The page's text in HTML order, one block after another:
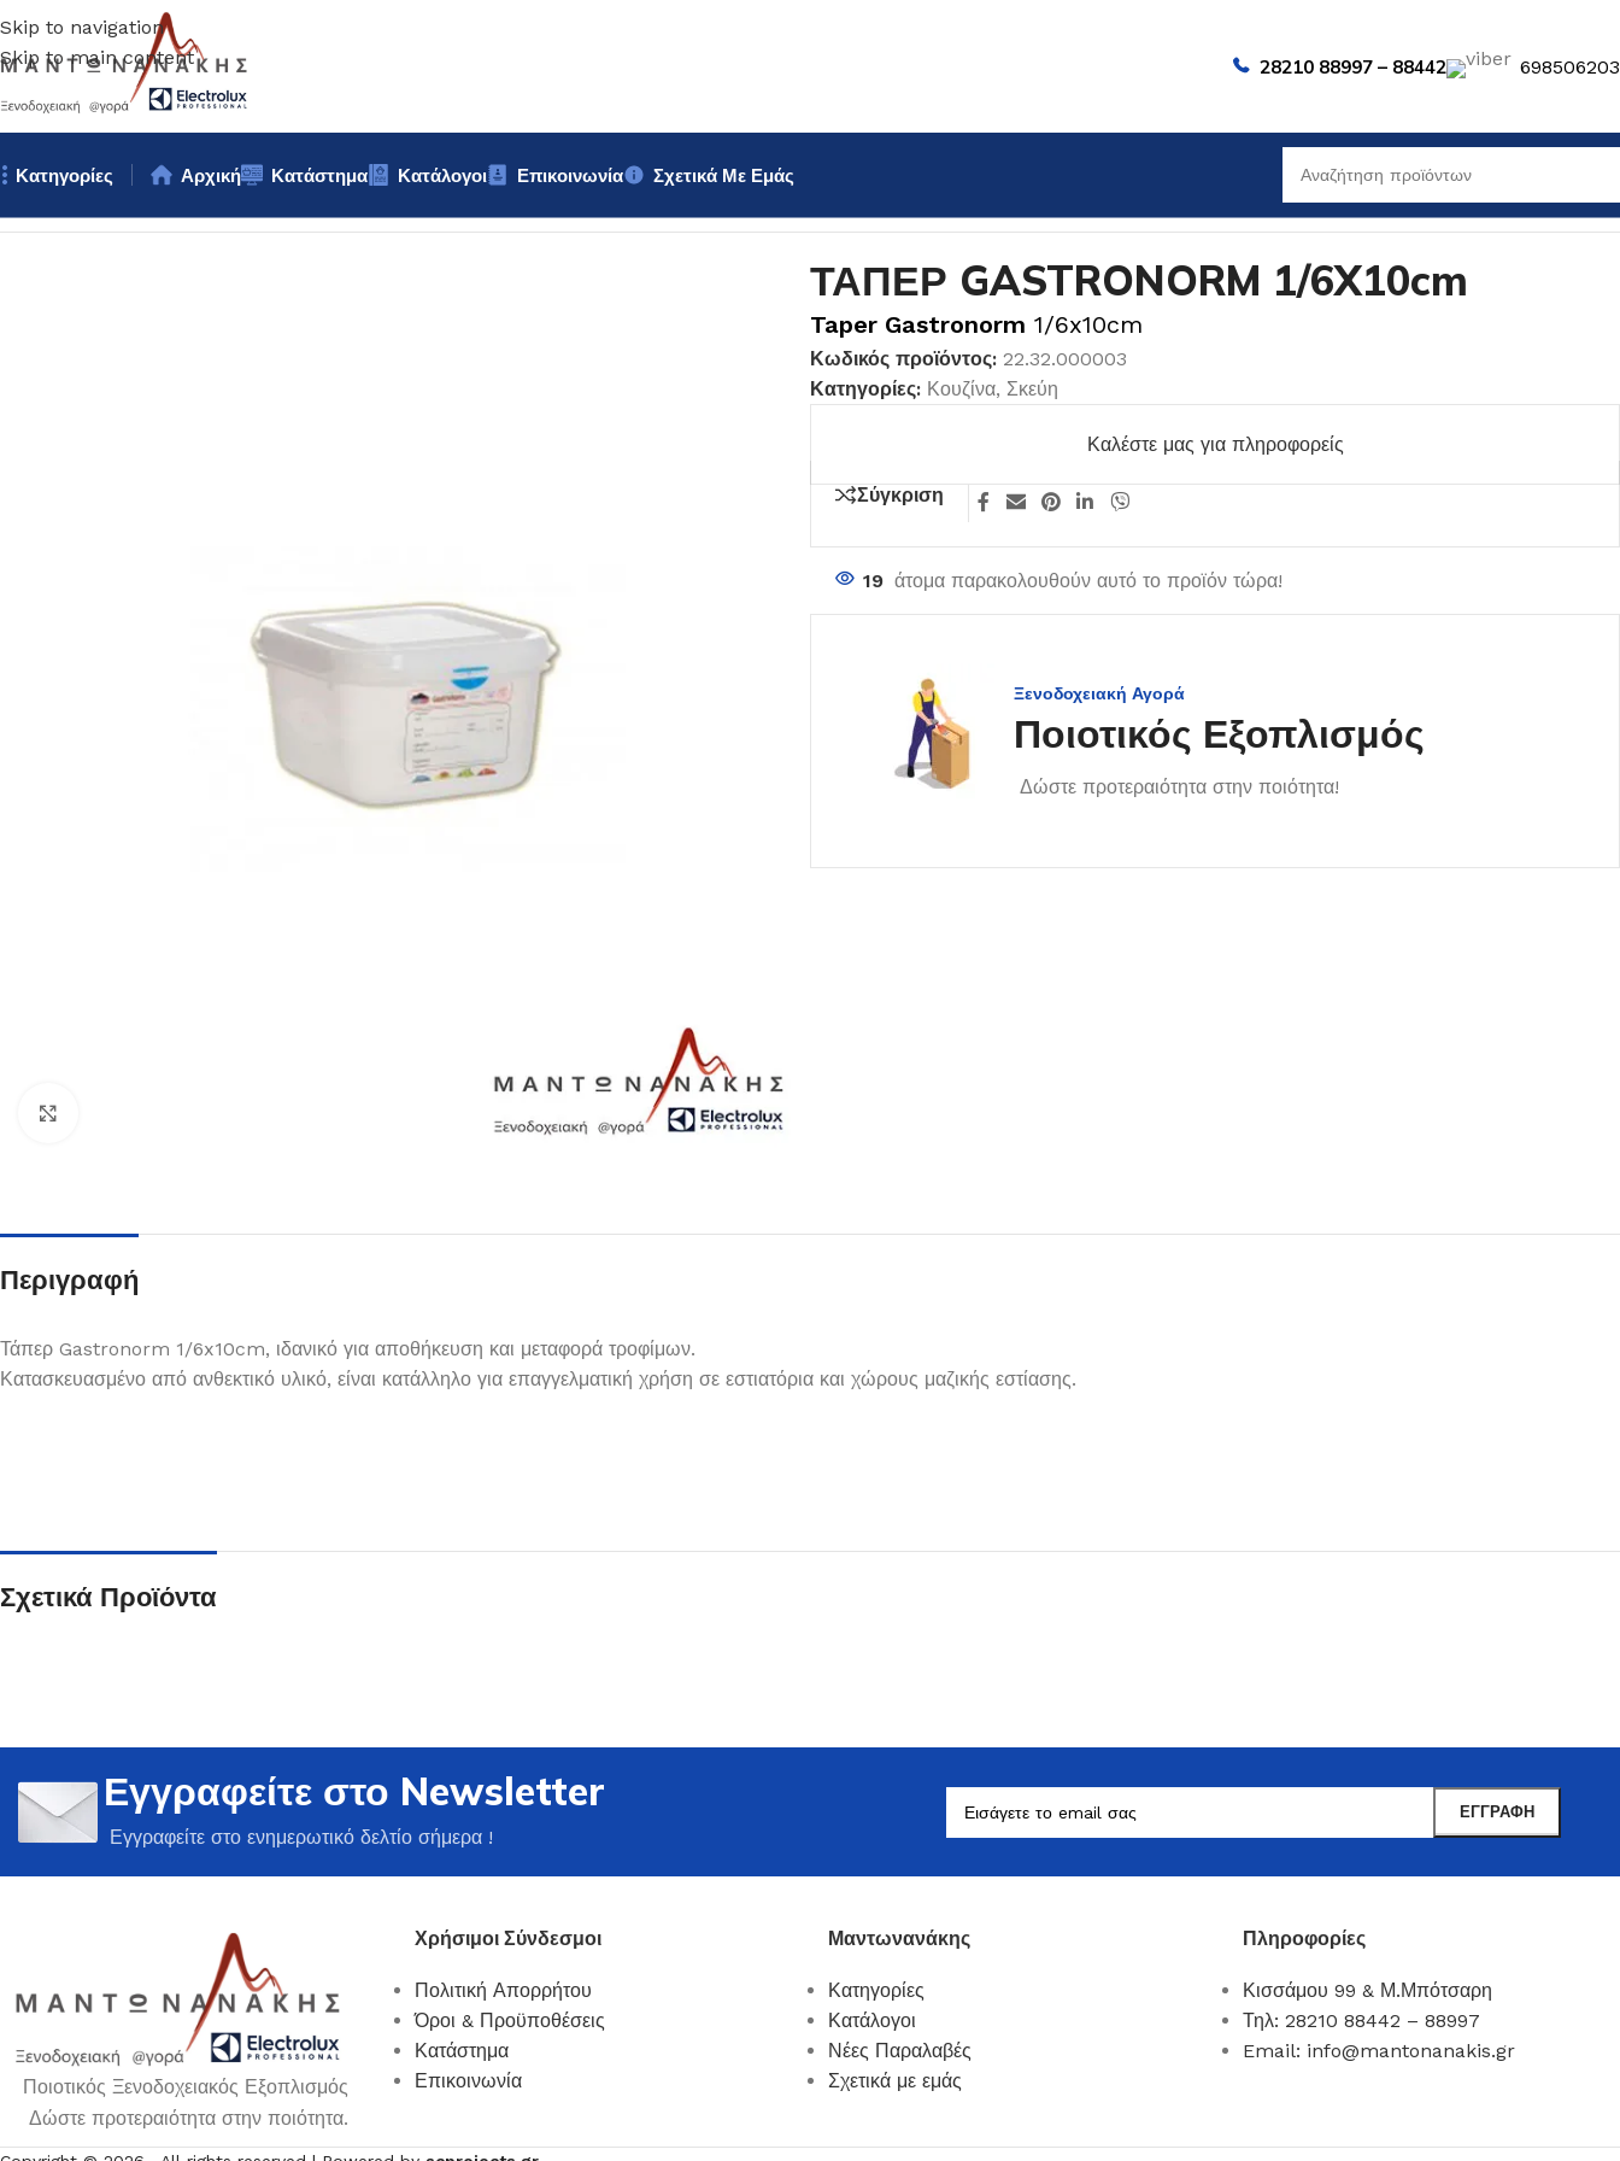
Skip to navigation
Skip to main content
28210 88997 – 88442
Κατηγορίες
Ποτήρια
Δείτε Περισσότερα
Βοηθητικά Σκεύη
Επιτραπέζια Είδη
Ότι χρειάζεστε εδώ !
Αρχική Κατάστημα Κατάλογοι Επικοινωνία
Σχετικά Με Εμάς
ΤΑΠΕΡ GASTRONORM 1/6X10cm
Taper Gastronorm 1/6x10cm
Κωδικός προϊόντος: 22.32.000003
Κατηγορίες: Κουζίνα, Σκεύη
Καλέστε μας για πληροφορείς
Σύγκριση
19 άτομα παρακολουθούν αυτό το προϊόν τώρα!
Ξενοδοχειακή Αγορά
Ποιοτικός Εξοπλισμός
Δώστε προτεραιότητα στην ποιότητα!
Περιγραφή
Τάπερ Gastronorm 1/6x10cm, ιδανικό για αποθήκευση και μεταφορά τροφίμων.
Κατασκευασμένο από ανθεκτικό υλικό, είναι κατάλληλο για επαγγελματική χρήση σε εστιατόρια και χώρους μαζικής εστίασης.
Σχετικά Προϊόντα
Εγγραφείτε στο Newsletter
Εγγραφείτε στο ενημερωτικό δελτίο σήμερα !
Ποιοτικός Ξενοδοχειακός Εξοπλισμός
Δώστε προτεραιότητα στην ποιότητα.
Χρήσιμοι Σύνδεσμοι
Πολιτική Απορρήτου
Όροι & Προϋποθέσεις
Κατάστημα
Επικοινωνία
Μαντωνανάκης
Κατηγορίες
Κατάλογοι
Νέες Παραλαβές
Σχετικά με εμάς
Πληροφορίες
Κισσάμου 99 & Μ.Μπότσαρη
Τηλ: 28210 88442 – 88997
Email: info@mantonanakis.gr